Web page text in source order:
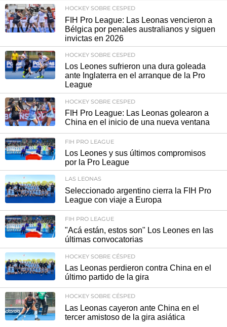
HOCKEY SOBRE CESPED
FIH Pro League: Las Leonas vencieron a
Bélgica por penales australianos y siguen
invictas en 2026
HOCKEY SOBRE CESPED
Los Leones sufrieron una dura goleada
ante Inglaterra en el arranque de la Pro
League
HOCKEY SOBRE CESPED
FIH Pro League: Las Leonas golearon a
China en el inicio de una nueva ventana
FIH PRO LEAGUE
Los Leones y sus últimos compromisos
por la Pro League
LAS LEONAS
Seleccionado argentino cierra la FIH Pro
League con viaje a Europa
FIH PRO LEAGUE
"Acá están, estos son" Los Leones en las
últimas convocatorias
HOCKEY SOBRE CÉSPED
Las Leonas perdieron contra China en el
último partido de la gira
HOCKEY SOBRE CÉSPED
Las Leonas cayeron ante China en el
tercer amistoso de la gira asiática